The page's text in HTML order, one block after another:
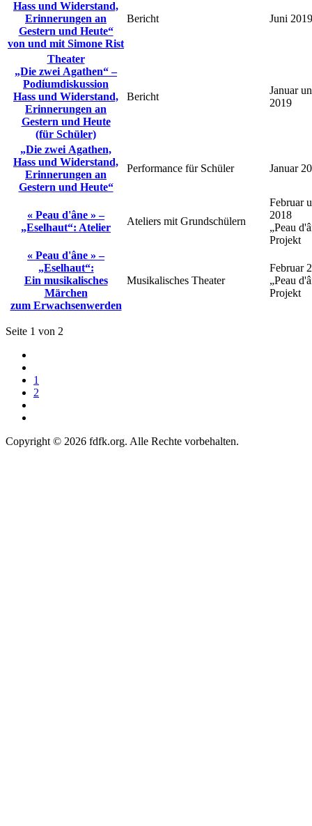
Hass und Widerstand,
Erinnerungen an
Gestern und Heute“
von und mit Simone Rist
Bericht Juni 2019
Theater
„Die zwei Agathen“ –
Podiumdiskussion
Hass und Widerstand,
Erinnerungen an
Gestern und Heute
(für Schüler)
Bericht
Januar
2019
„Die zwei Agathen,
Hass und Widerstand,
Erinnerungen an
Gestern und Heute“
Performance für Schüler Januar
« Peau d'âne » –
„Eselhaut“: Atelier
Ateliers mit Grundschülern
Februar
2018
„Peau
Projekt
« Peau d'âne » –
„Eselhaut“:
Ein musikalisches
Märchen
zum Erwachsenwerden
Musikalisches Theater
Februar
„Peau
Projekt
Seite 1 von 2
1
2
Copyright © 2026 fdfk.org. Alle Rechte vorbehalten.